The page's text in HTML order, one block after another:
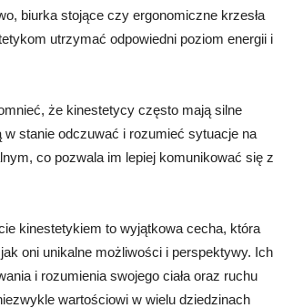
biurka stojące czy ergonomiczne krzesła
utrzymać odpowiedni poziom energii i
że kinestetycy często mają silne
w stanie odczuwać i rozumieć sytuacje na
co pozwala im lepiej komunikować się z
kinestetykiem to wyjątkowa cecha, która
oni unikalne możliwości i perspektywy. Ich
i rozumienia swojego ciała oraz ruchu
wartościowi w wielu dziedzinach